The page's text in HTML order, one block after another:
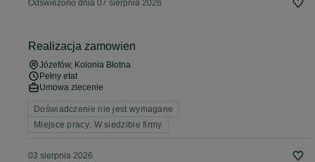
Odświeżono dnia 07 sierpnia 2026
Realizacja zamowien
Józefów, Kolonia Błotna
Pełny etat
Umowa zlecenie
Doświadczenie nie jest wymagane
Miejsce pracy: W siedzibie firmy
03 sierpnia 2026